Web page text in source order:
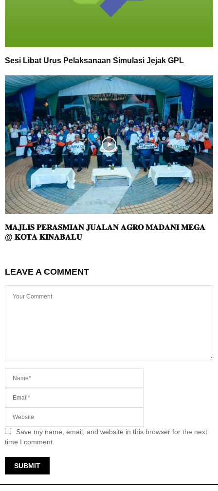
Sesi Libat Urus Pelaksanaan Simulasi Jejak GPL
𝐌𝐀𝐉𝐋𝐈𝐒 𝐏𝐄𝐑𝐀𝐒𝐌𝐈𝐀𝐍 𝐉𝐔𝐀𝐋𝐀𝐍 𝐀𝐆𝐑𝐎 𝐌𝐀𝐃𝐀𝐍𝐈 𝐌𝐄𝐆𝐀
@ 𝐊𝐎𝐓𝐀 𝐊𝐈𝐍𝐀𝐁𝐀𝐋𝐔
LEAVE A COMMENT
Save my name, email, and website in this browser for the next
time I comment.